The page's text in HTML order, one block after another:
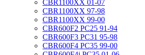
CBR1100XX 01-07
CBR1100XX 97-98
CBR1100XX 99-00
CBR600F2 PC25 91-94
CBR600F3 PC31 95-98
CBR600F4 PC35 99-00